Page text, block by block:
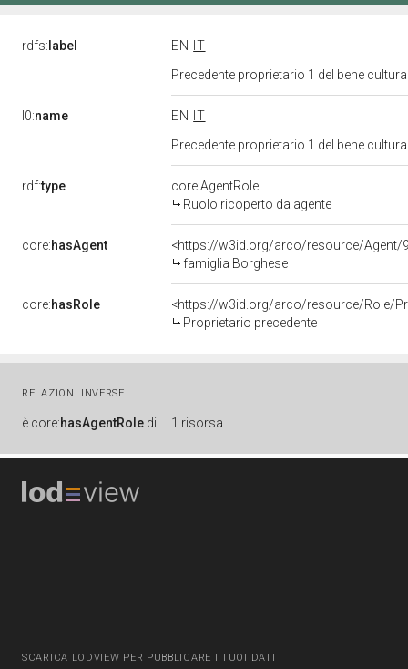
rdfs: label EN
IT
Precedente proprietario 1 del bene
l0:name EN
IT
Precedente proprietario 1 del bene
rdf:type
core:AgentRole
Ruolo ricoperto da agente
core:hasAgent
<https://w3id.org/arco/resource/Agent/
famiglia Borghese
core:hasRole
<https://w3id.org/arco/resource/Role/
Proprietario precedente
RELAZIONI INVERSE
è core:hasAgentRole di 1 risorsa
SCARICA LODVIEW PER PUBBLICARE I TUOI DATI